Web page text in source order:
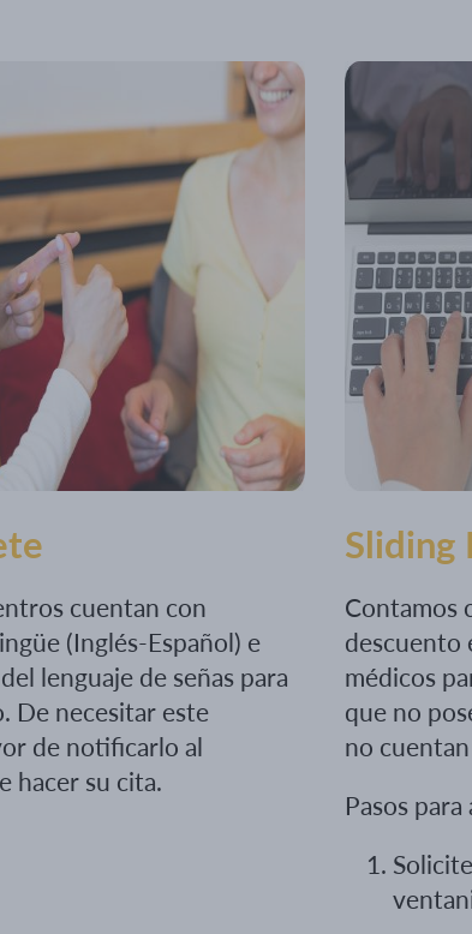
cuentan con
(Inglés-Español) e
lenguaje de señas para
De necesitar este
de notificarlo al
hacer su cita.
Sliding
Contamos
descuento
médicos
que no
no
Pasos